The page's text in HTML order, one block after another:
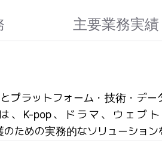
主要業務実績
プラットフォーム・技術・
、K-pop、ドラマ、ウェ
ための実務的なソリューショ